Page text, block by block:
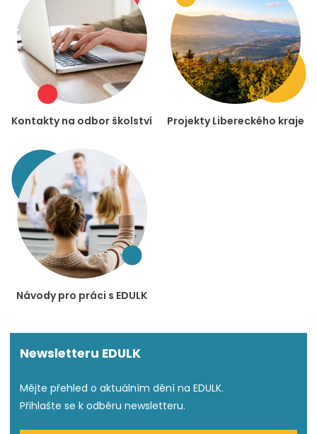
Kontakty na odbor školství Projekty Libereckého kraje
Návody pro práci s EDULK
Newsletteru EDULK
Mějte přehled o aktuálním dění na EDULK.
Přihlašte se k odběru newsletteru.